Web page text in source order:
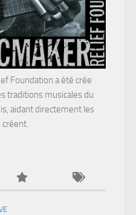
Foundation a été crée
traditions musicales du
aidant directement les